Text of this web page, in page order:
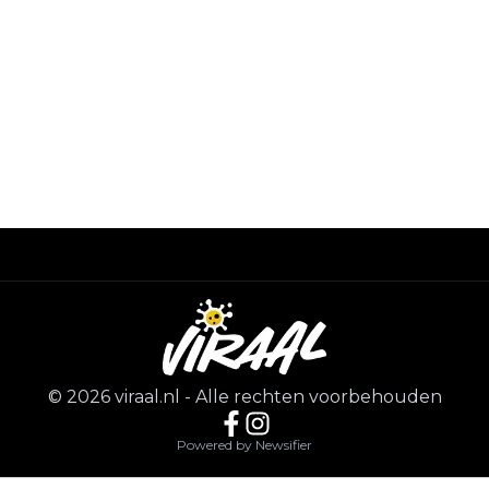
© 2026 viraal.nl - Alle rechten voorbehouden
Powered by Newsifier